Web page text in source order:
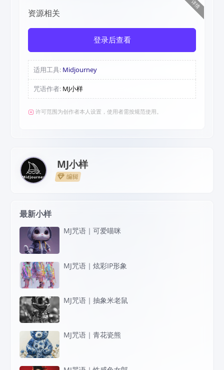
详情
资源相关
登录后查看
适用工具: Midjourney
咒语作者: MJ小样
许可范围为创作者本人设置，使用者需按规范使用。
MJ小样
编辑
最新小样
MJ咒语｜可爱喵咪
MJ咒语｜炫彩IP形象
MJ咒语｜抽象米老鼠
MJ咒语｜青花瓷熊